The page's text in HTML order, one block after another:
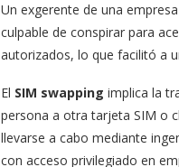
Un exgerente de una
culpable de conspirar para
autorizados, lo que facilitó a
El SIM swapping implica la
persona a otra tarjeta SIM o
llevarse a cabo mediante
con acceso privilegiado en